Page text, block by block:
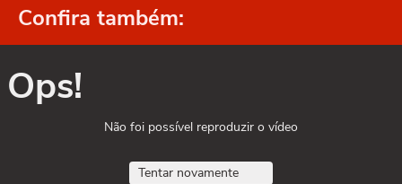
Confira também:
Ops!
Não foi possível reproduzir o vídeo
Tentar novamente